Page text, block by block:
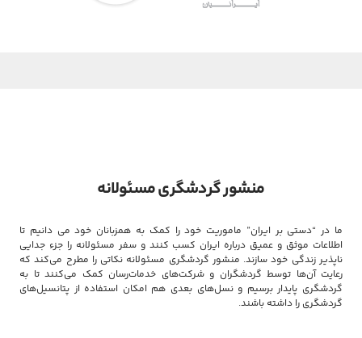
منشور گردشگری مسئولانه
ما در “دستی بر ایران” ماموریت خود را کمک به همزبانان خود می دانیم تا
اطلاعات موثق و عمیق درباره ایران کسب کنند و سفر مسئولانه را جزء جدایی
ناپذیر زندگی خود سازند. منشور گردشگری مسئولانه نکاتی را مطرح می‌کند که
رعایت آن‌ها توسط گردشگران و شرکت‌های خدمات‌رسان کمک می‌کنند تا به
گردشگری پایدار برسیم و نسل‌های بعدی هم امکان استفاده از پتانسیل‌های
گردشگری را داشته باشند.